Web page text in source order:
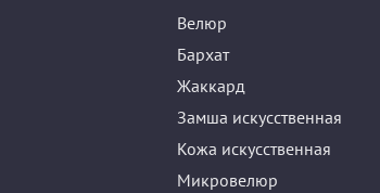
Велюр
Бархат
Жаккард
Замша искусственная
Кожа искусственная
Микровелюр